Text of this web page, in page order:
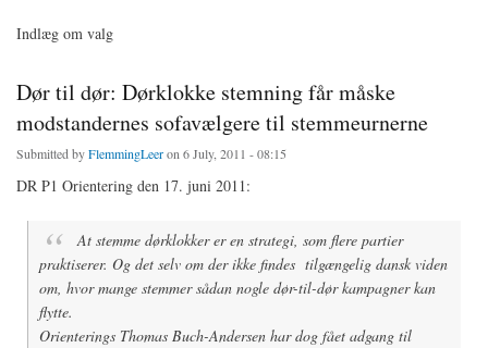
Indlæg om valg
Dør til dør: Dørklokke stemning får måske
modstandernes sofavælgere til stemmeurnerne
Submitted byFlemmingLeeron 6 July, 2011 - 08:15
DR P1 Orientering den 17. juni 2011:
At stemme dørklokker er en strategi, som flere partier
praktiserer. Og det selv om der ikke findes tilgængelig dansk viden
om, hvor mange stemmer sådan nogle dør-til-dør kampagner kan
flytte.
Orienterings Thomas Buch-Andersen har dog fået adgang til